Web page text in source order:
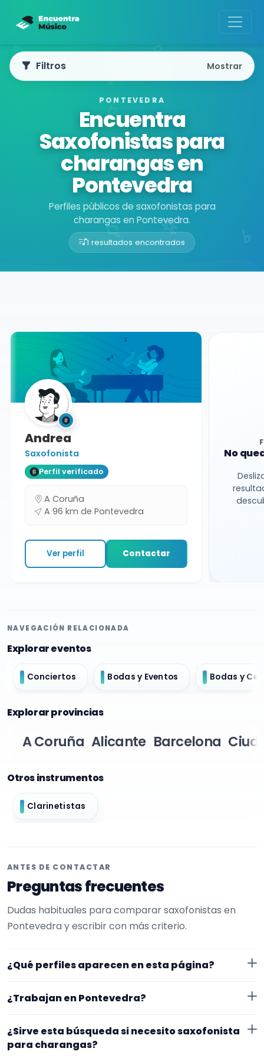
PONTEVEDRA
Encuentra
Saxofonistas para
charangas en
Pontevedra
Perfiles públicos de saxofonistas para
charangas en Pontevedra.
1 resultados encontrados
Buscador de músicos
Filtros Mostrar
Andrea
Saxofonista
Perfil verificado
A Coruña
A 96 km de Pontevedra
Ver perfil Contactar
No
NAVEGACIÓN RELACIONADA
Explorar eventos
Conciertos Bodas y Eventos Bodas y
Explorar provincias
A Coruña Alicante Barcelona
Otros instrumentos
Clarinetistas
ANTES DE CONTACTAR
Preguntas frecuentes
Dudas habituales para comparar saxofonistas en
Pontevedra y escribir con más criterio.
¿Qué perfiles aparecen en esta página?
EncuentraMúsico. La selección está filtrada por
experiencia o disponibilidad para charangas. Además,
la página se centra en perfiles que trabajan en
¿Trabajan en Pontevedra?
en Pontevedra. Aun así, conviene confirmar lugar
¿Sirve esta búsqueda si necesito saxofonista
para charangas?